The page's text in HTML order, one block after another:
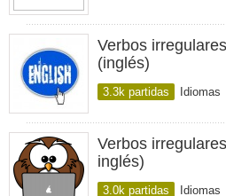
Verbos
(inglés)
3.3k partidas Idiomas
Verbos
inglés)
3.0k partidas Idiomas